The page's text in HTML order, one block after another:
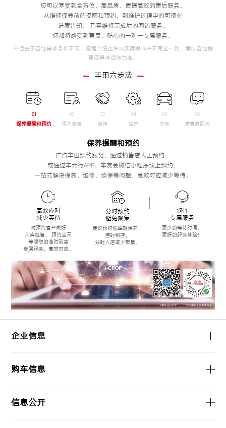
您可以享受到全方位、高品质、便捷高效的售后服务。
从维修保养前的提醒和预约，到维护过程中的可视化
进度告知，
乃至维修完成后的回访服务，
您都将感受到尊贵、贴心的一对一专属服务。
※但由于各地具体条件不同，流程介绍也许与实际操作并不完全一致，请以各地销
售店具体运作为准。
丰田六步法
01
保养提醒和预约
02
预约准备
03
接待
04
生产
05
交车
06
满意度回访
保养提醒和预约
广汽丰田预约服务，通过销售店人工预约，
或通过丰云行APP、车友会微信小程序线上预约，
一站式解决保养、维修、续保等问题，高效对应减少等待。
高效应对
减少等待
对预约客户做好
入库准备，
预约当天
等候您的准时到店
专属服务，高效对应。
分时预约
避免聚集
建议预约低峰期保养，
准时到店，
分时入店减少聚集。
1对1
专属服务
更少的等待时间，
更好的服务体验！
企业信息
购车信息
信息公开